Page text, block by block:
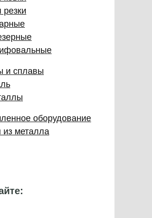
резки
и сплавы
оборудование
из металла